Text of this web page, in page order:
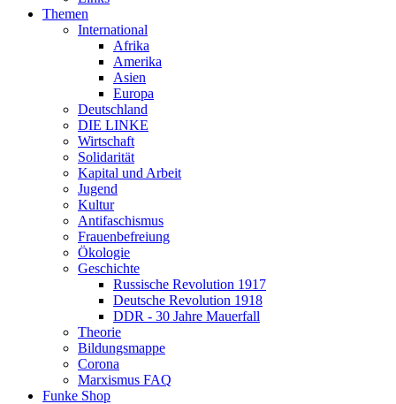
Themen
International
Afrika
Amerika
Asien
Europa
Deutschland
DIE LINKE
Wirtschaft
Solidarität
Kapital und Arbeit
Jugend
Kultur
Antifaschismus
Frauenbefreiung
Ökologie
Geschichte
Russische Revolution 1917
Deutsche Revolution 1918
DDR - 30 Jahre Mauerfall
Theorie
Bildungsmappe
Corona
Marxismus FAQ
Funke Shop